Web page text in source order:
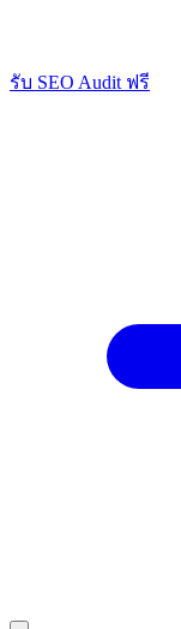
รับ SEO Audit ฟรี